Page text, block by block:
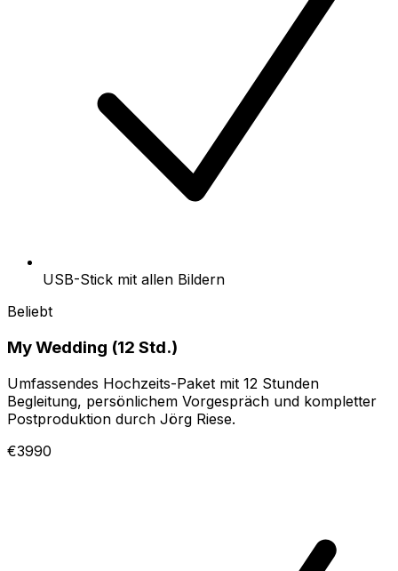
USB-Stick mit allen Bildern
Beliebt
My Wedding (12 Std.)
Umfassendes Hochzeits-Paket mit 12 Stunden
Begleitung, persönlichem Vorgespräch und kompletter
Postproduktion durch Jörg Riese.
€3990